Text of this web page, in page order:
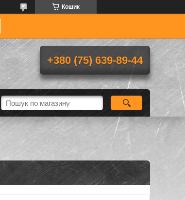
Кошик
+380 (75) 639-89-44